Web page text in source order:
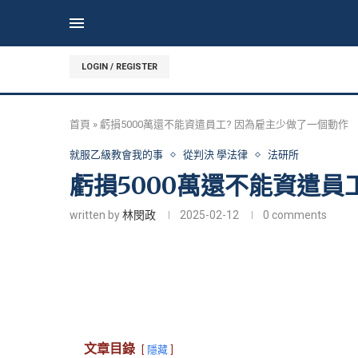
LOGIN / REGISTER
首頁 » 虧損5000萬還不能資遣員工? 因為雇主少做了一個動作
就服乙級教會我的事 從判決 學法律 法研所
虧損5000萬還不能資遣員
written by林閔政 2025-02-12 0 comments
文章目錄 隱藏